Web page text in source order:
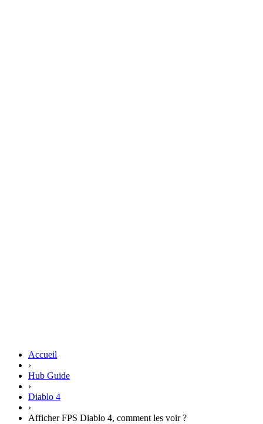
Accueil
›
Hub Guide
›
Diablo 4
›
Afficher FPS Diablo 4, comment les voir ?